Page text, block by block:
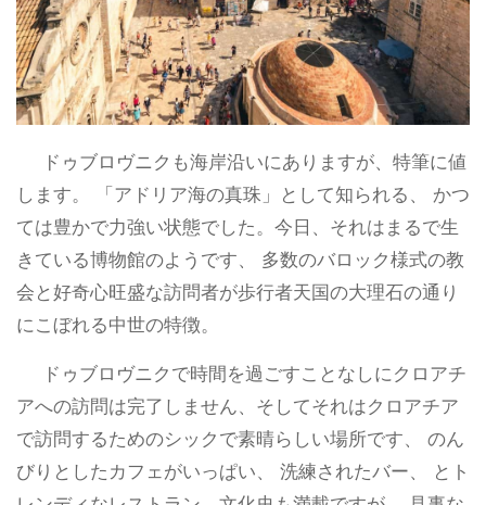
ドゥブロヴニクも海岸沿いにありますが、特筆に値
します。 「アドリア海の真珠」として知られる、 かつ
ては豊かで力強い状態でした。今日、それはまるで生
きている博物館のようです、 多数のバロック様式の教
会と好奇心旺盛な訪問者が歩行者天国の大理石の通り
にこぼれる中世の特徴。
ドゥブロヴニクで時間を過ごすことなしにクロアチ
アへの訪問は完了しません、そしてそれはクロアチア
で訪問するためのシックで素晴らしい場所です、 のん
びりとしたカフェがいっぱい、 洗練されたバー、 とト